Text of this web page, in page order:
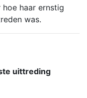
hoe haar ernstig
was.
uittreding